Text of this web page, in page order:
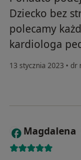
Dziecko bez
polecamy
kardiologa
13 stycznia 2023 • dr
M Magdalena